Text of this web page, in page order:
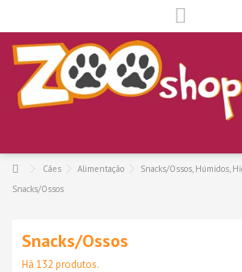
Cães Alimentação
Snacks/Ossos, Húmidos,
Snacks/Ossos
Snacks/Ossos
Há 132 produtos.